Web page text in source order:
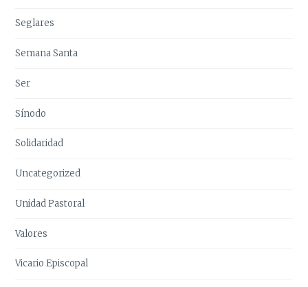
Seglares
Semana Santa
Ser
Sínodo
Solidaridad
Uncategorized
Unidad Pastoral
Valores
Vicario Episcopal